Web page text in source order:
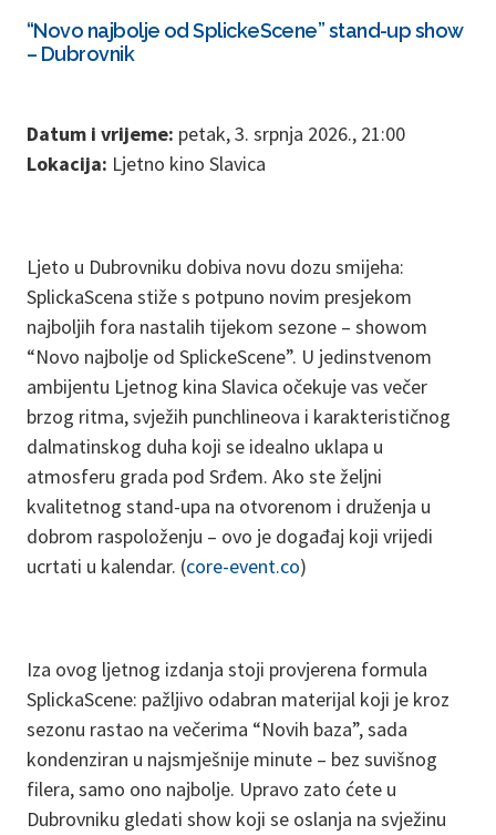
“Novo najbolje od SplickeScene” stand-up show
– Dubrovnik
Datum i vrijeme: petak, 3. srpnja 2026., 21:00
Lokacija: Ljetno kino Slavica
Ljeto u Dubrovniku dobiva novu dozu smijeha:
SplickaScena stiže s potpuno novim presjekom
najboljih fora nastalih tijekom sezone – showom
“Novo najbolje od SplickeScene”. U jedinstvenom
ambijentu Ljetnog kina Slavica očekuje vas večer
brzog ritma, svježih punchlineova i karakterističnog
dalmatinskog duha koji se idealno uklapa u
atmosferu grada pod Srđem. Ako ste željni
kvalitetnog stand-upa na otvorenom i druženja u
dobrom raspoloženju – ovo je događaj koji vrijedi
ucrtati u kalendar. (core-event.co)
Iza ovog ljetnog izdanja stoji provjerena formula
SplickaScene: pažljivo odabran materijal koji je kroz
sezonu rastao na večerima “Novih baza”, sada
kondenziran u najsmješnije minute – bez suvišnog
filera, samo ono najbolje. Upravo zato ćete u
Dubrovniku gledati show koji se oslanja na svježinu